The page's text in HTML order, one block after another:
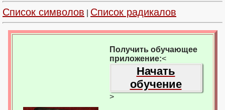
Список символов Список радикалов
Получить обучающее
приложение:<
Начать
обучение
>